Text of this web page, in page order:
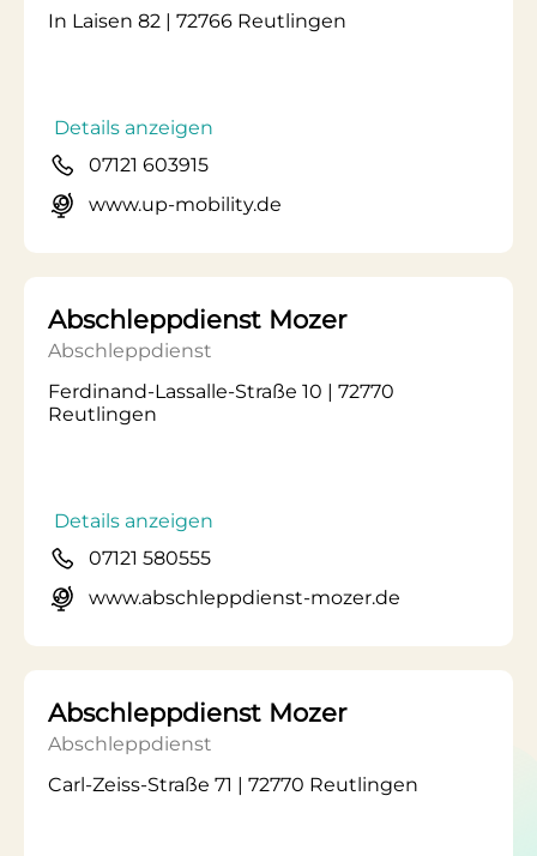
In Laisen 82 | 72766 Reutlingen
Details anzeigen
07121 603915
www.up-mobility.de
Abschleppdienst Mozer
Abschleppdienst
Ferdinand-Lassalle-Straße 10 | 72770
Reutlingen
Details anzeigen
07121 580555
www.abschleppdienst-mozer.de
Abschleppdienst Mozer
Abschleppdienst
Carl-Zeiss-Straße 71 | 72770 Reutlingen